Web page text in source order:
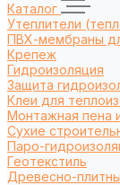
Каталог
Утеплители
ПВХ-мембраны
Крепеж
Гидроизоляция
Защита
Клеи для
Монтажная пена
Сухие
Паро-
Геотекстиль
Древесно-